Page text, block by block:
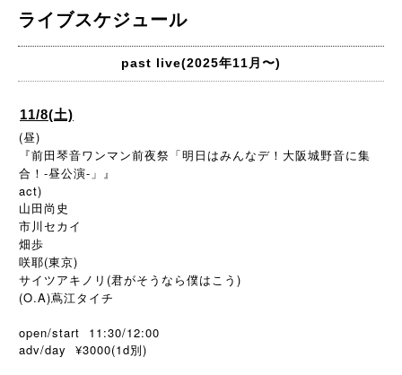
ライブスケジュール
past live(2025年11月〜)
11/8(土)
(昼)
『前田琴音ワンマン前夜祭「明日はみんなデ！大阪城野音に集
合！-昼公演-」』
act)
山田尚史
市川セカイ
畑歩
咲耶(東京)
サイツアキノリ(君がそうなら僕はこう)
(O.A)蔦江タイチ
open/start 11:30/12:00
adv/day ¥3000(1d別)